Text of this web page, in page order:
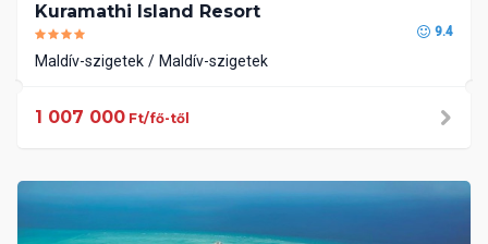
Kuramathi Island Resort
9.4
Maldív-szigetek Maldív-szigetek
1 007 000 Ft/fő-től